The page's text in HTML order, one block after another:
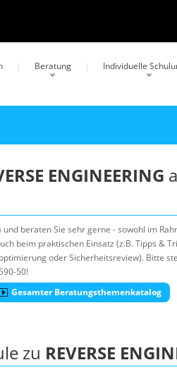
Beratung Individuelle
ENGINEERING
und beraten Sie sehr gerne - sowohl im
beim praktischen Einsatz (z.B. Tipps &
oder Sicherheitsreview). Bitte
50!
Gesamter Beratungsthemenkatalog
zu REVERSE